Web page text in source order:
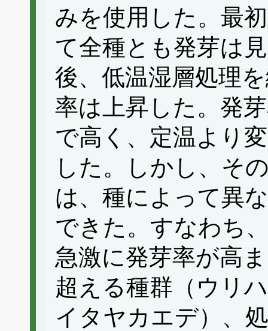
みを使用した。最
て全種とも発芽は
後、低温湿層処理
率は上昇した。発
で高く、定温より
した。しかし、そ
は、種によって異
できた。すなわち
急激に発芽率が高
超える種群（ウリ
イタヤカエデ）、